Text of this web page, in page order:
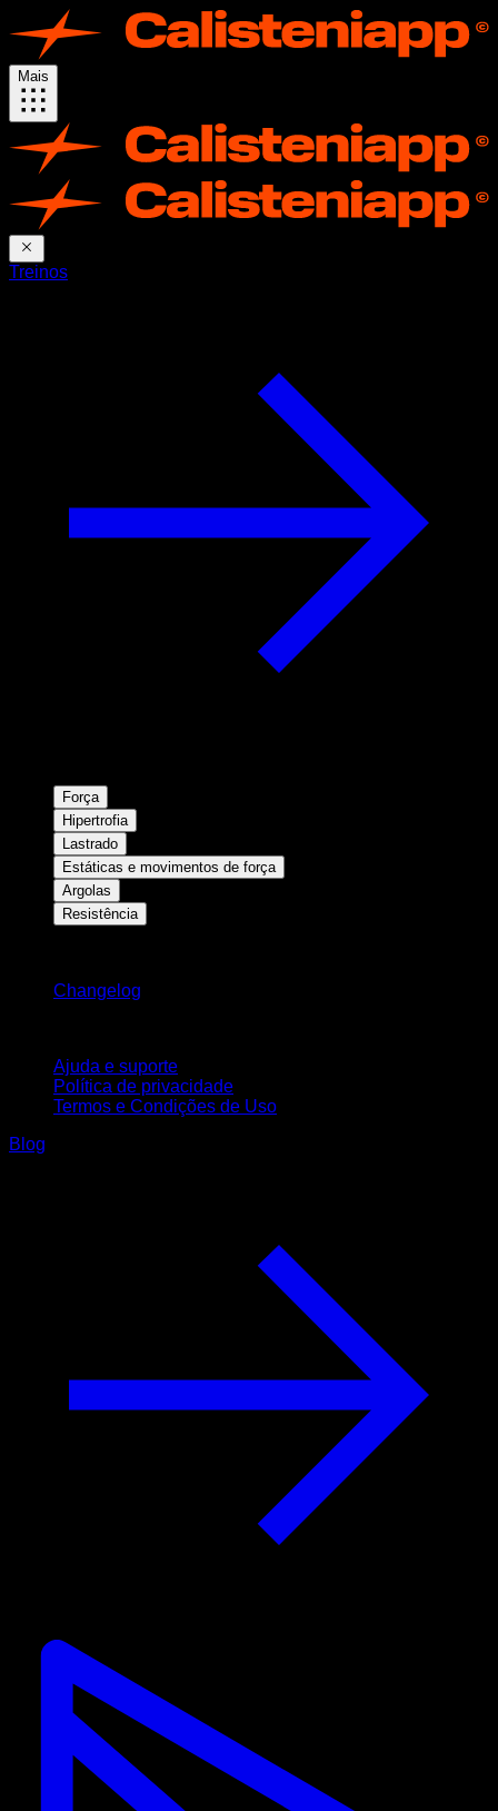
Mais
Treinos
Força
Hipertrofia
Lastrado
Estáticas e movimentos de força
Argolas
Resistência
Changelog
Ajuda e suporte
Política de privacidade
Termos e Condições de Uso
Blog